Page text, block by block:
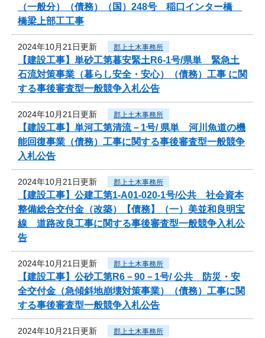
（一般分）（債務）（国）248号 稲口インター橋
橋梁上部工工事
2024年10月21日更新 郡上土木事務所
【建設工事】単砂工第暮安緊土R6-1号/県単 緊急土
石流対策事業（暮らし安全・安心）（債務）工事 に関
する事後審査型一般競争入札公告
2024年10月21日更新 郡上土木事務所
【建設工事】単河工第清流－1号/ 県単 河川魚道の機
能回復事業（債務）工事に関する事後審査型一般競争
入札公告
2024年10月21日更新 郡上土木事務所
【建設工事】公建工第1-A01-020-1号/公共 社会資本
整備総合交付金（改築）【債務】（一）美並和良明宝
線 道路改良工事に関する事後審査型一般競争入札公
告
2024年10月21日更新 郡上土木事務所
【建設工事】公砂工第R6－90－1号/ 公共 防災・安
全交付金（急傾斜地崩壊対策事業）（債務）工事に関
する事後審査型一般競争入札公告
2024年10月21日更新 郡上土木事務所